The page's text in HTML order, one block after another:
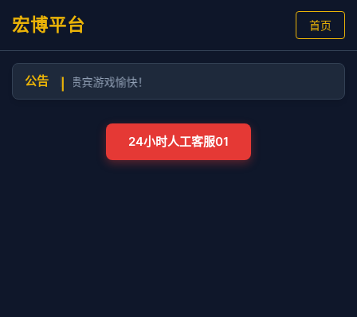
宏博平台 首页
公告 |
育2.7，祝贵宾游戏愉快！
24小时人工客服01